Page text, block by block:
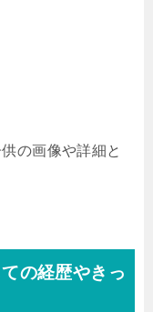
の画像や詳細と
の経歴やきっ